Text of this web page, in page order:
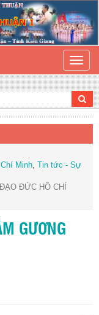
Toggle
Minh Tin tức - Sự
ĐỨC HỒ CHÍ
GƯƠNG